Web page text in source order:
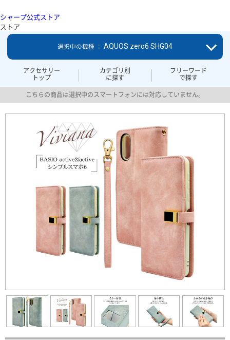
シャープ公式ストア
ストア
アクセサリー
トップ
カテゴリ別
に探す
フリーワード
で探す
選択中の機種 ： AQUOS zero6 SHG04
こちらの商品は選択中のスマートフォンには対応していません。